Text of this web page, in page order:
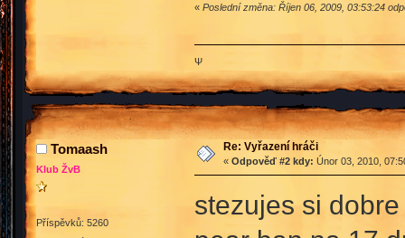
« Poslední změna: Říjen 06, 2009, 03:53:24
Ψ
Tomaash
Klub ŽvB
Příspěvků: 5260
Re: Vyřazení hráči
« Odpověď #2 kdy: Únor 03, 2010,
stezujes si